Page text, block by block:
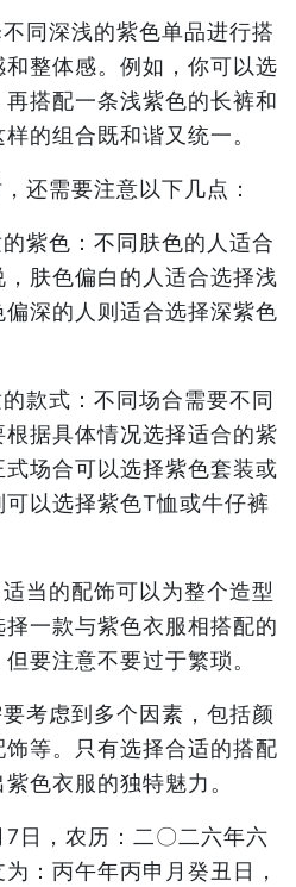
同深浅的紫色单品进行搭
整体感。例如，你可以选
搭配一条浅紫色的长裤和
的组合既和谐又统一。
还需要注意以下几点：
紫色：不同肤色的人适合
肤色偏白的人适合选择浅
深的人则适合选择深紫色
款式：不同场合需要不同
据具体情况选择适合的紫
场合可以选择紫色套装或
以选择紫色T恤或牛仔裤
当的配饰可以为整个造型
一款与紫色衣服相搭配的
要注意不要过于繁琐。
考虑到多个因素，包括颜
等。只有选择合适的搭配
色衣服的独特魅力。
日，农历：二〇二六年六
：丙午年丙申月癸丑日，